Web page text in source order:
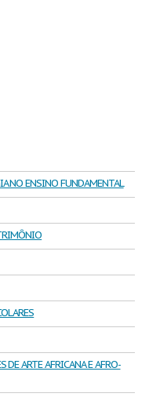
NO ENSINO FUNDAMENTAL
ARTE AFRICANA E AFRO-